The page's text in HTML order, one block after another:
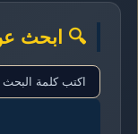
🔍 ابحث